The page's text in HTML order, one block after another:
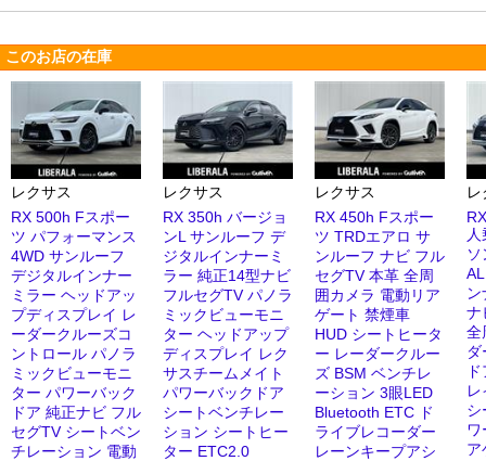
このお店の在庫
レクサス
RX 500h Fスポー
ツ パフォーマンス
4WD サンルーフ
デジタルインナー
ミラー ヘッドアッ
プディスプレイ レ
ーダークルーズコ
ントロール パノラ
ミックビューモニ
ター パワーバック
ドア 純正ナビ フル
セグTV シートベン
チレーション 電動
レクサス
RX 350h バージョ
ンL サンルーフ デ
ジタルインナーミ
ラー 純正14型ナビ
フルセグTV パノラ
ミックビューモニ
ター ヘッドアップ
ディスプレイ レク
サスチームメイト
パワーバックドア
シートベンチレー
ション シートヒー
ター ETC2.0
レクサス
RX 450h Fスポー
ツ TRDエアロ サ
ンルーフ ナビ フル
セグTV 本革 全周
囲カメラ 電動リア
ゲート 禁煙車
HUD シートヒータ
ー レーダークルー
ズ BSM ベンチレ
ーション 3眼LED
Bluetooth ETC ド
ライブレコーダー
レーンキープアシ
ナ
全
シ
ワ
ア